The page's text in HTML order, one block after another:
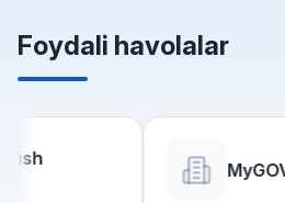
Foydali havolalar
MyGOV